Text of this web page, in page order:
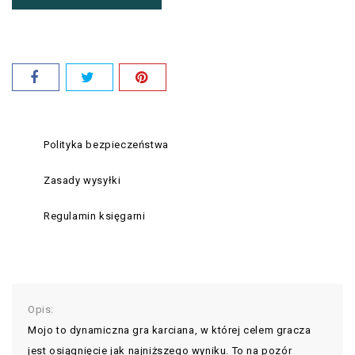
Polityka bezpieczeństwa
Zasady wysyłki
Regulamin księgarni
Opis:
Mojo to dynamiczna gra karciana, w której celem gracza
jest osiągnięcie jak najniższego wyniku. To na pozór